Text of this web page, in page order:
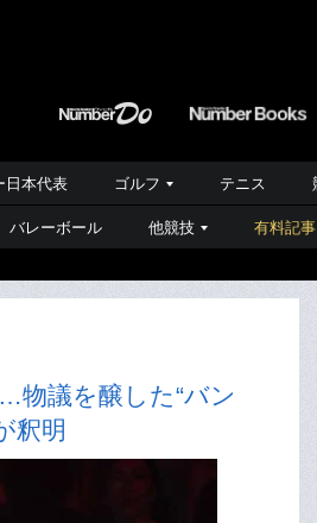
日本代表 ゴルフ テニス
バレーボール 他競技 有料記事
物議を醸した“バン
釈明